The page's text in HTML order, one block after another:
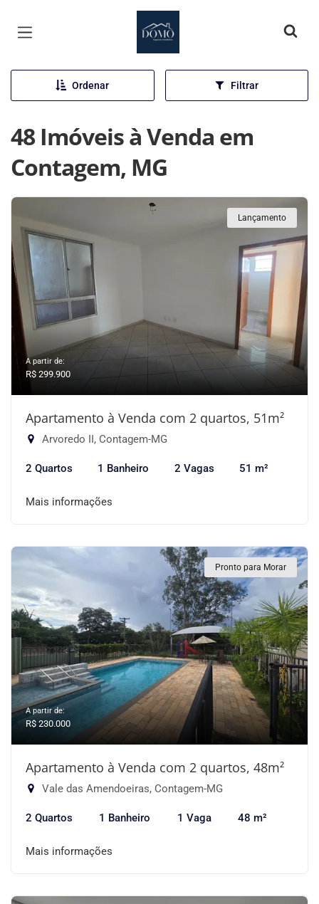
Página inicial
Ordenar Filtrar
48 Imóveis à Venda em
Contagem, MG
Lançamento
A partir de:
R$ 299.900
Apartamento à Venda com 2 quartos, 51m²
Arvoredo II, Contagem-MG
2 Quartos 1 Banheiro 2 Vagas 51 m²
Mais informações
Pronto para Morar
A partir de:
R$ 230.000
Apartamento à Venda com 2 quartos, 48m²
Vale das Amendoeiras, Contagem-MG
2 Quartos 1 Banheiro 1 Vaga 48 m²
Mais informações